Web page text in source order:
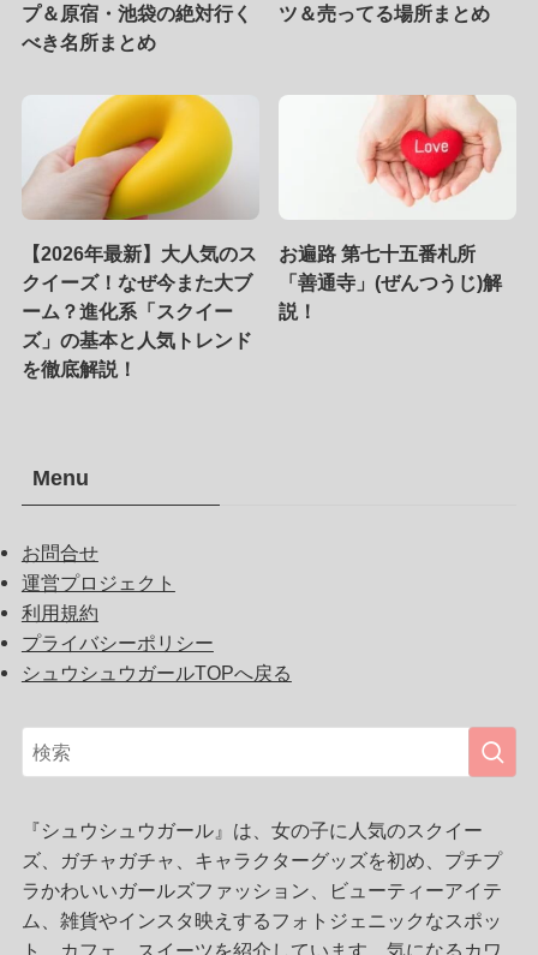
プ＆原宿・池袋の絶対行く
べき名所まとめ
ツ＆売ってる場所まとめ
【2026年最新】大人気のス
クイーズ！なぜ今また大ブ
ーム？進化系「スクイー
ズ」の基本と人気トレンド
を徹底解説！
お遍路 第七十五番札所
「善通寺」(ぜんつうじ)解
説！
Menu
お問合せ
運営プロジェクト
利用規約
プライバシーポリシー
シュウシュウガールTOPへ戻る
『シュウシュウガール』は、女の子に人気のスクイー
ズ、ガチャガチャ、キャラクターグッズを初め、プチプ
ラかわいいガールズファッション、ビューティーアイテ
ム、雑貨やインスタ映えするフォトジェニックなスポッ
ト、カフェ、スイーツを紹介しています。気になるカワ